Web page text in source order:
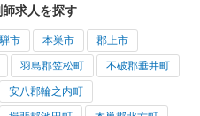
求人を探す
市 本巣市 郡上市
羽島郡笠松町 不破郡垂井町
安八郡輪之内町